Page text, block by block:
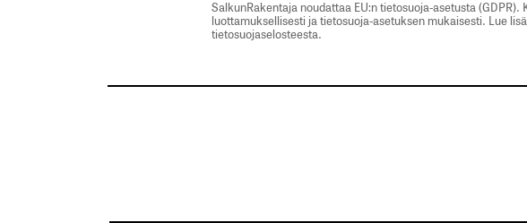
SalkunRakentaja noudattaa EU:n tietosuoja-asetusta (GDPR).
luottamuksellisesti ja tietosuoja-asetuksen mukaisesti. Lue
tietosuojaselosteesta.